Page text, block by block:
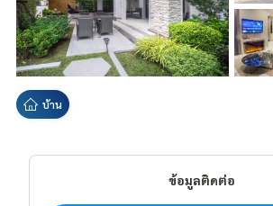
บ้าน
ข้อมูลติดต่อ